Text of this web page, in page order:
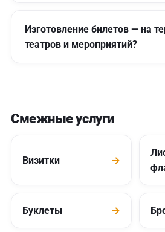
Изготовление билетов — на
театров и мероприятий?
Смежные услуги
Визитки →
Буклеты →